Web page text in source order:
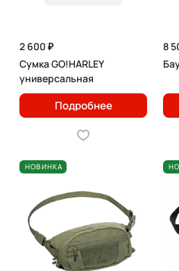
2 600 ₽
Сумка GO!HARLEY
универсальная
Подробнее
8
НОВИНКА